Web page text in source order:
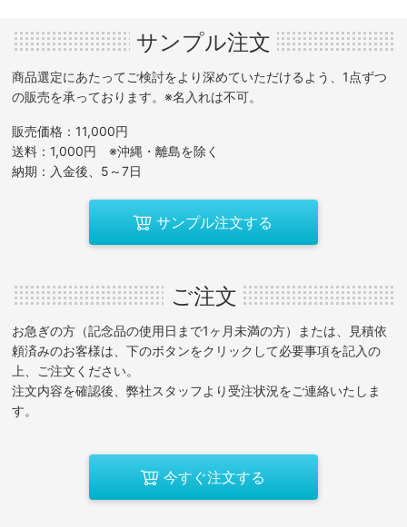
サンプル注文
商品選定にあたってご検討をより深めていただけるよう、1点ずつ
の販売を承っております。※名入れは不可。
販売価格：11,000円
送料：1,000円 ※沖縄・離島を除く
納期：入金後、5～7日
サンプル注文する
ご注文
お急ぎの方（記念品の使用日まで1ヶ月未満の方）または、見積依
頼済みのお客様は、下のボタンをクリックして必要事項を記入の
上、ご注文ください。
注文内容を確認後、弊社スタッフより受注状況をご連絡いたしま
す。
今すぐ注文する